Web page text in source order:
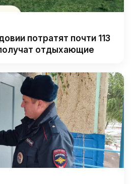
потратят почти 113
отдыхающие